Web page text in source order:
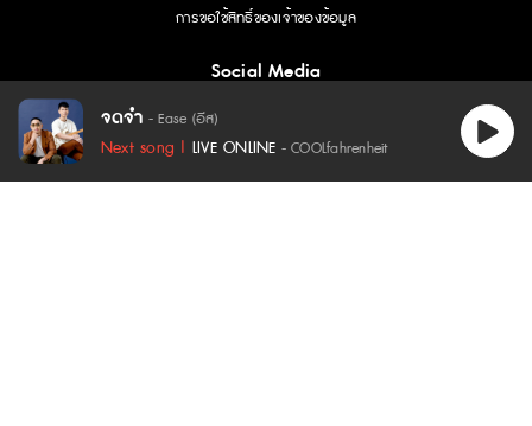
การขอใช้สิทธิ์ของเจ้าของข้อมูล
Social Media
ข้อกำหนดและเงื่อนไข
เนื้อเพลง - จดจำ :
จดจำ - Ease (อีส)
Next song | LIVE ONLINE - COOLfahrenheit